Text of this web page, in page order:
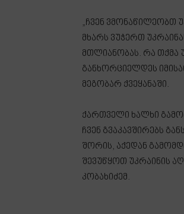
„ჩვენ ვმონაწილეობთ
მხარს ვუჭერთ
მთლიანობას. რა თქმა
განხორციელდეს
მეგობარ ქვეყანაში.
ქართველი ხალხი
ჩვენ გვაკავშირებს
შორის, აქედან
შევუწყოთ უკრაინის
კობახიძემ.